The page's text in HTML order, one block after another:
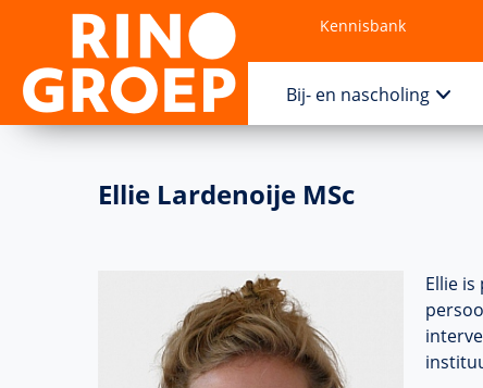
Kennisbank
Bij- en nascholing
Ellie Lardenoije MSc
Ellie